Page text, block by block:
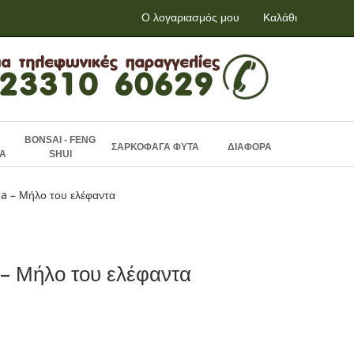
Ο λογαριασμός μου Καλάθι
BONSAI - FENG
SHUI
ΣΑΡΚΟΦΑΓΑ ΦΥΤΑ ΔΙΑΦΟΡΑ
Μήλο του ελέφαντα
του ελέφαντα